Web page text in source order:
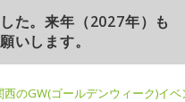
た。来年（2027年）も
いします。
西のGW(ゴールデンウィーク)イ